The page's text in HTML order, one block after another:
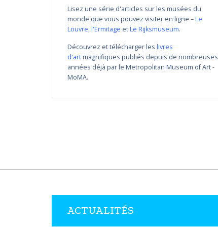
Lisez une série d'articles sur les musées du
monde que vous pouvez visiter en ligne –Le
Louvre,l'Ermitage etLe Rijksmuseum.
Découvrez et télécharger les livres
d'artmagnifiques publiés depuis de nombreuses
années déjà par le Metropolitan Museum of Art -
MoMA.
Variations de couleur de
Nikolay Yanakiev I
22.03.2018 - 31.09.2018
ACTUALITÉS